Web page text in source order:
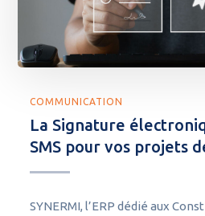
COMMUNICATION
La Signature
SMS pour vos projets
SYNERMI, l’ERP dédié aux